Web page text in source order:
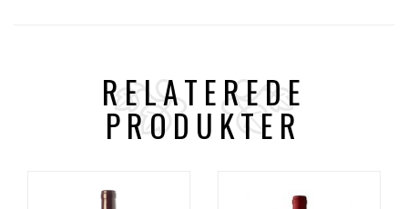
RELATEREDE
PRODUKTER